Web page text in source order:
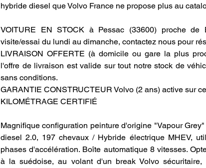
hybride diesel que Volvo France ne propose plus au
VOITURE EN STOCK à Pessac (33600) proche de
visite/essai du lundi au dimanche, contactez nous pour
LIVRAISON OFFERTE (à domicile ou gare la plus
l'offre de livraison est valide sur tout notre stock de
sans conditions.
GARANTIE CONSTRUCTEUR Volvo (2 ans) active sur
KILOMÉTRAGE CERTIFIÉ
Magnifique configuration peinture d'origine "Vapour
diesel 2.0, 197 chevaux / Hybride électrique MHEV,
phases d'accélération. Boîte automatique 8 vitesses.
à la suédoise, au volant d'un break Volvo